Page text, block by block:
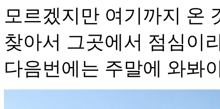
모르겠지만 여기까지 온
찾아서 그곳에서 점심이
다음번에는 주말에 와봐